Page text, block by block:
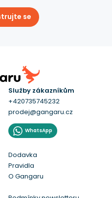
se
Služby zákazníkům
+420735745232
prodej@gangaru.cz
WhatsApp
Dodavka
Pravidla
O Gangaru